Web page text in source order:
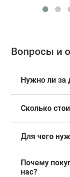
Вопросы и
Нужно ли за
Сколько
Для чего
Почему
нас?